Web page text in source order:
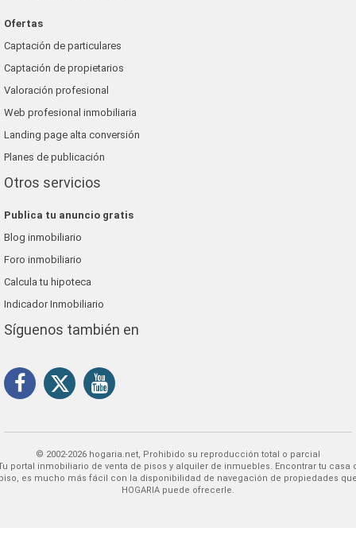
Ofertas
Captación de particulares
Captación de propietarios
Valoración profesional
Web profesional inmobiliaria
Landing page alta conversión
Planes de publicación
Otros servicios
Publica tu anuncio gratis
Blog inmobiliario
Foro inmobiliario
Calcula tu hipoteca
Indicador Inmobiliario
Síguenos también en
© 2002-2026 hogaria.net, Prohibido su reproducción total o parcial
Encontrar tu casa o
es mucho más fácil con la disponibilidad de navegación de propiedades
HOGARIA puede ofrecerle.